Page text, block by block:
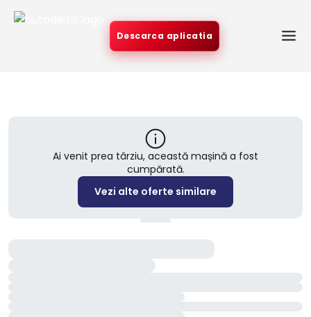
Descarca aplicatia
Ai venit prea târziu, această mașină a fost
cumpărată.
Vezi alte oferte similare